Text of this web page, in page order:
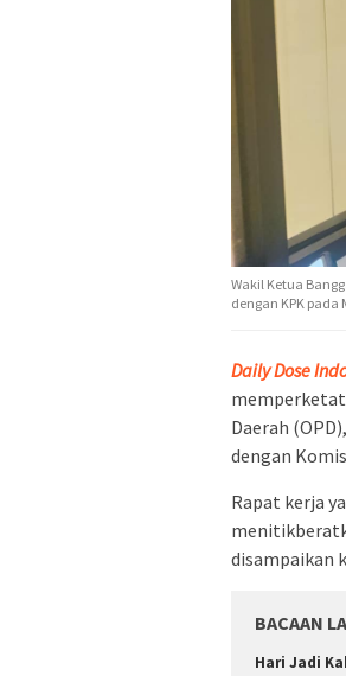
Wakil Ketua
dengan KPK pada
Daily Dose
memperketat
Daerah
dengan
Rapat kerja
disampaikan
BACAAN
Hari Jadi